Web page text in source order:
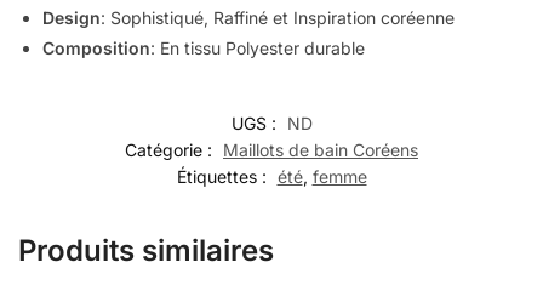
Design: Sophistiqué, Raffiné et Inspiration coréenne
Composition: En tissu Polyester durable
UGS :
ND
Catégorie :
Maillots de bain Coréens
Étiquettes : été, femme
Produits similaires